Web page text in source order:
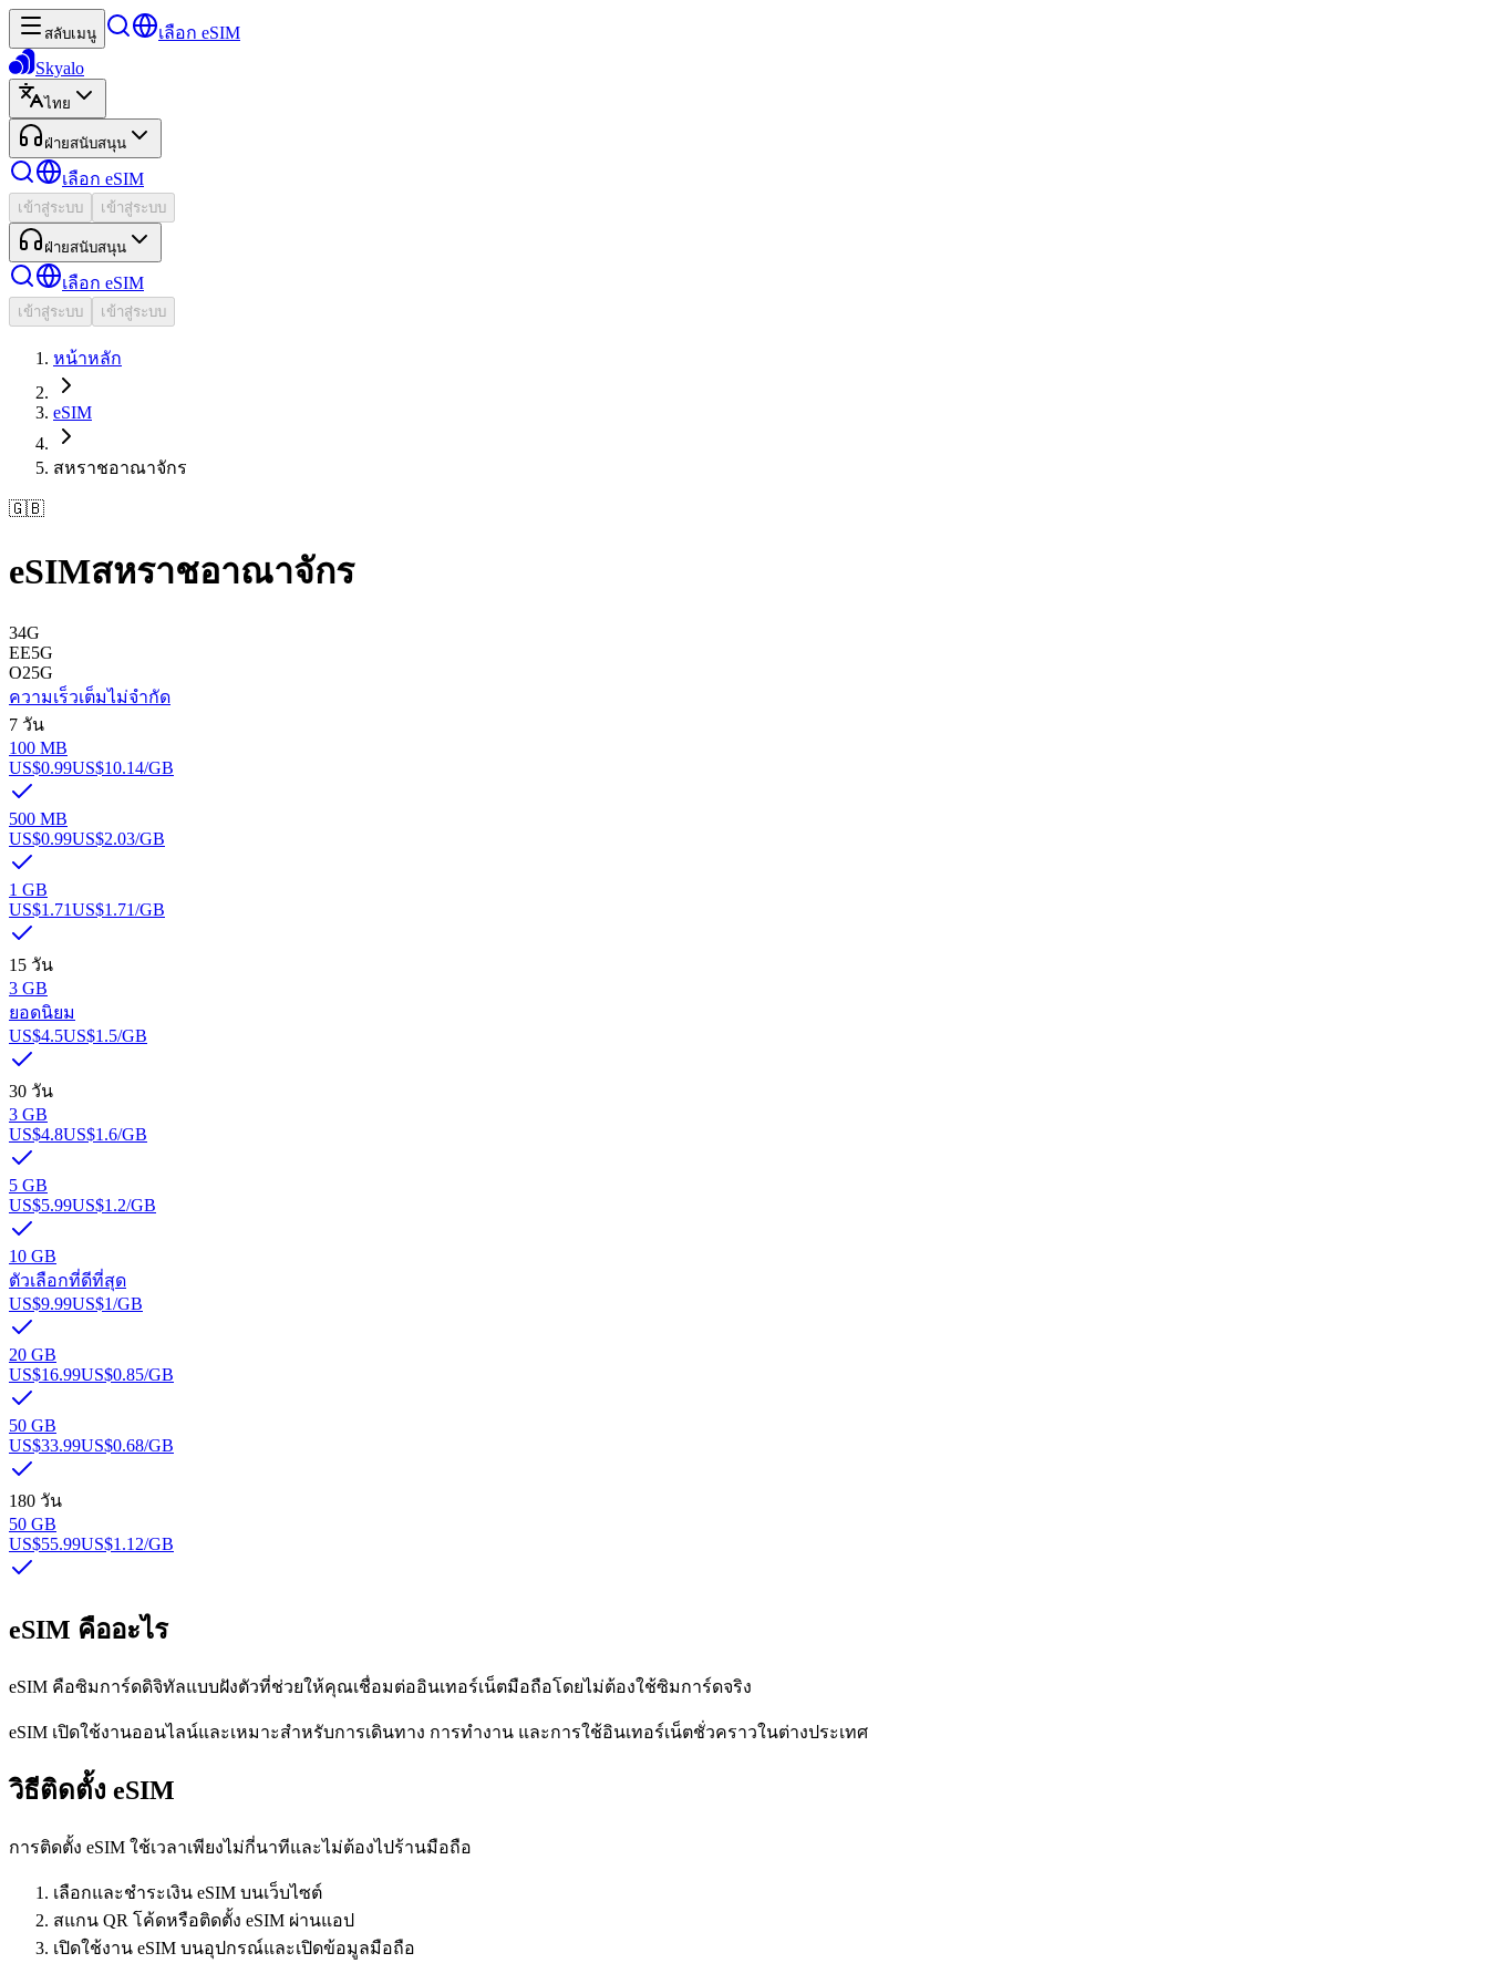
สลับเมนู
เลือก eSIM
Skyalo
ไทย
ฝ่ายสนับสนุน
เลือก eSIM
เข้าสู่ระบบ เข้าสู่ระบบ
ฝ่ายสนับสนุน
เลือก eSIM
เข้าสู่ระบบ เข้าสู่ระบบ
หน้าหลัก
eSIM
สหราชอาณาจักร
🇬🇧
eSIMสหราชอาณาจักร
34G
EE5G
O25G
ความเร็วเต็มไม่จำกัด
7 วัน
100 MB
US$0.99US$10.14/GB
500 MB
US$0.99US$2.03/GB
1 GB
US$1.71US$1.71/GB
15 วัน
3 GB
ยอดนิยม
US$4.5US$1.5/GB
30 วัน
3 GB
US$4.8US$1.6/GB
5 GB
US$5.99US$1.2/GB
10 GB
ตัวเลือกที่ดีที่สุด
US$9.99US$1/GB
20 GB
US$16.99US$0.85/GB
50 GB
US$33.99US$0.68/GB
180 วัน
50 GB
US$55.99US$1.12/GB
eSIM คืออะไร
eSIM คือซิมการ์ดดิจิทัลแบบฝังตัวที่ช่วยให้คุณเชื่อมต่ออินเทอร์เน็ตมือถือโดยไม่ต้องใช้ซิมการ์ดจริง
eSIM เปิดใช้งานออนไลน์และเหมาะสำหรับการเดินทาง การทำงาน และการใช้อินเทอร์เน็ตชั่วคราวในต่างประเทศ
วิธีติดตั้ง eSIM
การติดตั้ง eSIM ใช้เวลาเพียงไม่กี่นาทีและไม่ต้องไปร้านมือถือ
เลือกและชำระเงิน eSIM บนเว็บไซต์
สแกน QR โค้ดหรือติดตั้ง eSIM ผ่านแอป
เปิดใช้งาน eSIM บนอุปกรณ์และเปิดข้อมูลมือถือ